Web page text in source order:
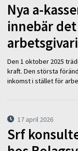
Nya a-
innebär
Den 1 oktober 2025
kraft. Den största
inkomst i stället för
17 april 2026
Srf